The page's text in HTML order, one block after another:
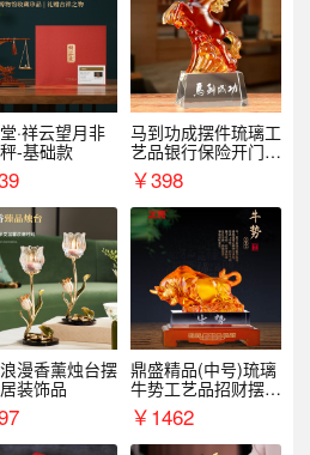
·祥云望月非
-基础款
马到功成摆件琉璃工
艺品银行保险开门红
周年庆典伴手礼表彰
礼品
￥398
漫香薰烛台摆
装饰品
鼎盛精品(中号)琉璃
牛势工艺品招财摆件
银行企业商务上市礼
品
￥1462